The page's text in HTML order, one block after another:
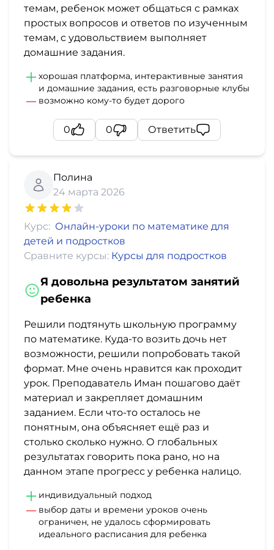
темам, ребенок может общаться с рамках
простых вопросов и ответов по изученным
темам, с удовольствием выполняет
домашние задания.
хорошая платформа, интерактивные занятия
и домашние задания, есть разговорные клубы
возможно кому-то будет дорого
0 0 Ответить
Полина
24 марта 2026
Курс: Онлайн-уроки по математике для
детей и подростков
Сравните курсы: Курсы для подростков
Я довольна результатом занятий
ребенка
Решили подтянуть школьную программу
по математике. Куда-то возить дочь нет
возможности, решили попробовать такой
формат. Мне очень нравится как проходит
урок. Преподаватель Иман пошагово даёт
материал и закрепляет домашним
заданием. Если что-то осталось не
понятным, она объясняет ещё раз и
столько сколько нужно. О глобальных
результатах говорить пока рано, но на
данном этапе прогресс у ребенка налицо.
индивидуальный подход
выбор даты и времени уроков очень
ограничен, не удалось сформировать
идеального расписания для ребенка